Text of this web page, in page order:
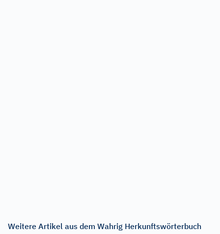
Weitere Artikel aus dem Wahrig Herkunftswörterbuch